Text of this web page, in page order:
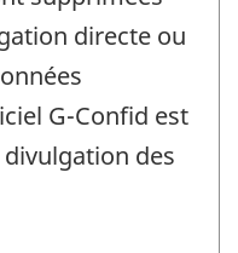
directe ou
G-Confid est
des